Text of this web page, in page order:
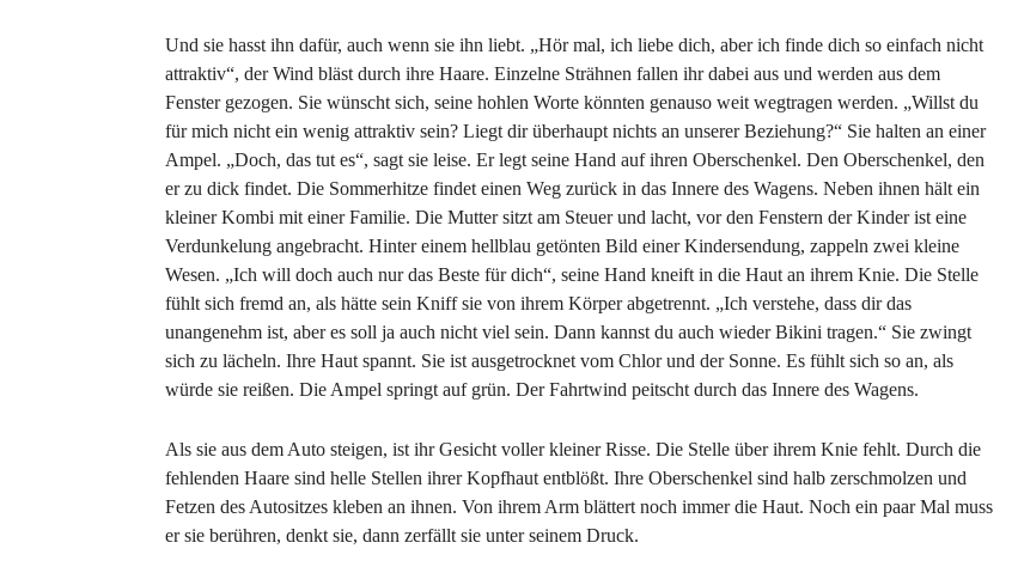
Und sie hasst ihn dafür, auch wenn sie ihn liebt. „Hör mal, ich liebe dich, aber ich finde dich so einfach nicht
attraktiv“, der Wind bläst durch ihre Haare. Einzelne Strähnen fallen ihr dabei aus und werden aus dem
Fenster gezogen. Sie wünscht sich, seine hohlen Worte könnten genauso weit wegtragen werden. „Willst du
für mich nicht ein wenig attraktiv sein? Liegt dir überhaupt nichts an unserer Beziehung?“ Sie halten an einer
Ampel. „Doch, das tut es“, sagt sie leise. Er legt seine Hand auf ihren Oberschenkel. Den Oberschenkel, den
er zu dick findet. Die Sommerhitze findet einen Weg zurück in das Innere des Wagens. Neben ihnen hält ein
kleiner Kombi mit einer Familie. Die Mutter sitzt am Steuer und lacht, vor den Fenstern der Kinder ist eine
Verdunkelung angebracht. Hinter einem hellblau getönten Bild einer Kindersendung, zappeln zwei kleine
Wesen. „Ich will doch auch nur das Beste für dich“, seine Hand kneift in die Haut an ihrem Knie. Die Stelle
fühlt sich fremd an, als hätte sein Kniff sie von ihrem Körper abgetrennt. „Ich verstehe, dass dir das
unangenehm ist, aber es soll ja auch nicht viel sein. Dann kannst du auch wieder Bikini tragen.“ Sie zwingt
sich zu lächeln. Ihre Haut spannt. Sie ist ausgetrocknet vom Chlor und der Sonne. Es fühlt sich so an, als
würde sie reißen. Die Ampel springt auf grün. Der Fahrtwind peitscht durch das Innere des Wagens.
Als sie aus dem Auto steigen, ist ihr Gesicht voller kleiner Risse. Die Stelle über ihrem Knie fehlt. Durch die
fehlenden Haare sind helle Stellen ihrer Kopfhaut entblößt. Ihre Oberschenkel sind halb zerschmolzen und
Fetzen des Autositzes kleben an ihnen. Von ihrem Arm blättert noch immer die Haut. Noch ein paar Mal muss
er sie berühren, denkt sie, dann zerfällt sie unter seinem Druck.